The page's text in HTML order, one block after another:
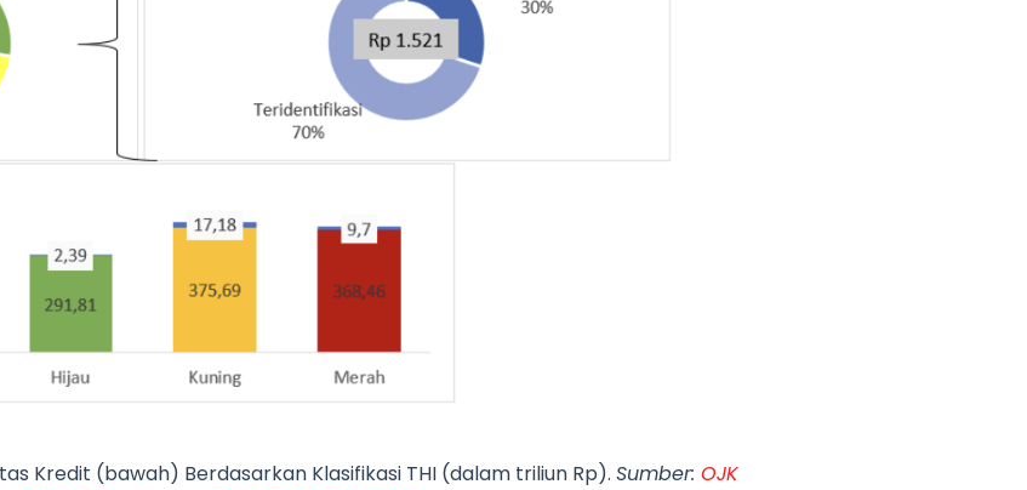
Kredit (bawah) Berdasarkan Klasifikasi THI (dalam triliun Rp). Sumber: OJK